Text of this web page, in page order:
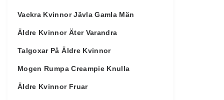
Vackra Kvinnor Jävla Gamla Män
Äldre Kvinnor Äter Varandra
Talgoxar På Äldre Kvinnor
Mogen Rumpa Creampie Knulla
Äldre Kvinnor Fruar